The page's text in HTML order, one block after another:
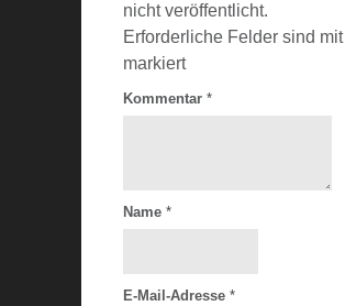
nicht veröffentlicht.
Erforderliche Felder sind mit
markiert
Kommentar *
Name *
E-Mail-Adresse *